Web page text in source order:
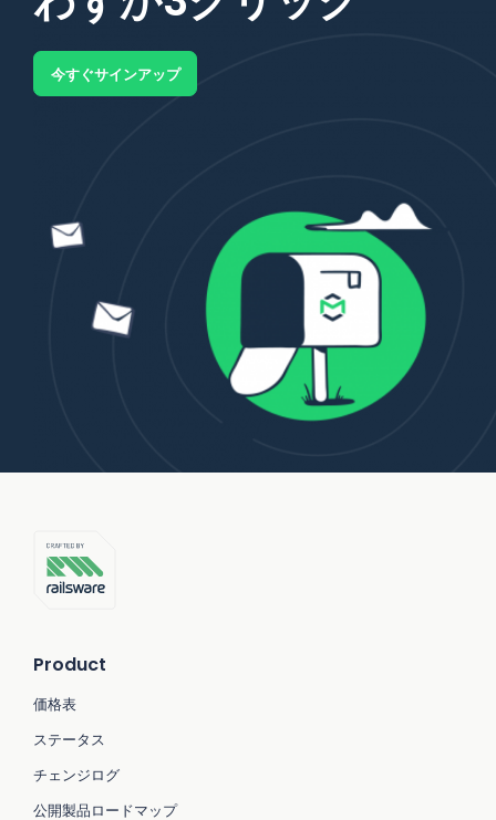
今すぐサインアップ
Product
価格表
ステータス
チェンジログ
公開製品ロードマップ